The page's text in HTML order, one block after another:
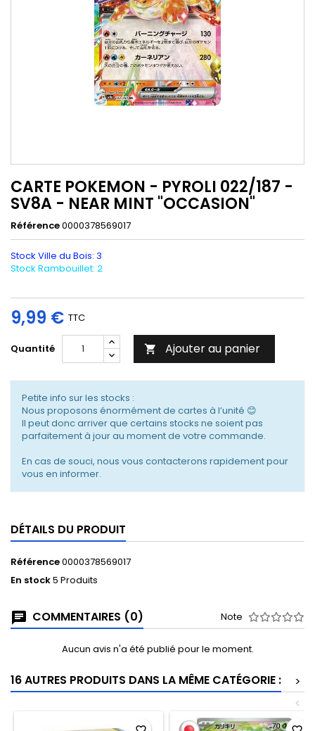
CARTE POKEMON - PYROLI 022/187 -
SV8A - NEAR MINT "OCCASION"
Référence0000378569017
Stock Ville du Bois: 3
Stock Rambouillet: 2
9,99 € TTC
Quantité  Ajouter au panier
Petite info sur les stocks :
Nous proposons énormément de cartes à l’unité 😊
Il peut donc arriver que certains stocks ne soient pas
parfaitement à jour au moment de votre commande.
En cas de souci, nous vous contacterons rapidement pour
vous en informer.
DÉTAILS DU PRODUIT
Référence0000378569017
En stock5 Produits
COMMENTAIRES (0) Note
Aucun avis n'a été publié pour le moment.
16 AUTRES PRODUITS DANS LA MÊME CATÉGORIE :
>
<